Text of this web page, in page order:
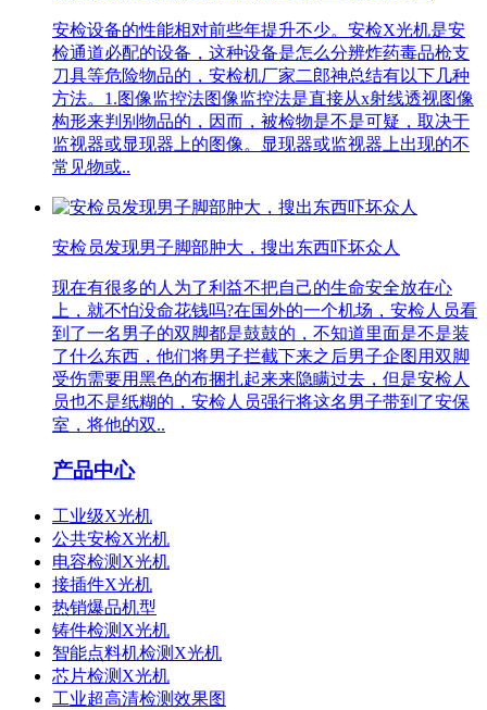
安检设备的性能相对前些年提升不少。安检X光机是安
检通道必配的设备，这种设备是怎么分辨炸药毒品枪支
刀具等危险物品的，安检机厂家二郎神总结有以下几种
方法。1.图像监控法图像监控法是直接从x射线透视图像
构形来判别物品的，因而，被检物是不是可疑，取决于
监视器或显现器上的图像。显现器或监视器上出现的不
常见物或..
安检员发现男子脚部肿大，搜出东西吓坏众人
现在有很多的人为了利益不把自己的生命安全放在心
上，就不怕没命花钱吗?在国外的一个机场，安检人员看
到了一名男子的双脚都是鼓鼓的，不知道里面是不是装
了什么东西，他们将男子拦截下来之后男子企图用双脚
受伤需要用黑色的布捆扎起来来隐瞒过去，但是安检人
员也不是纸糊的，安检人员强行将这名男子带到了安保
室，将他的双..
产品中心
工业级X光机
公共安检X光机
电容检测X光机
接插件X光机
热销爆品机型
铸件检测X光机
智能点料机检测X光机
芯片检测X光机
工业超高清检测效果图